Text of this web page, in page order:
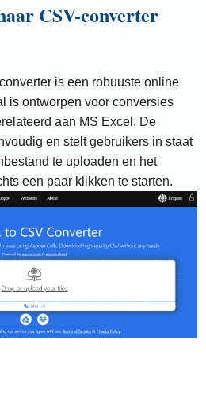
CSV-converter
is een robuuste online
is ontworpen voor conversies
aan MS Excel. De
en stelt gebruikers in staat
te uploaden en het
een paar klikken te starten.